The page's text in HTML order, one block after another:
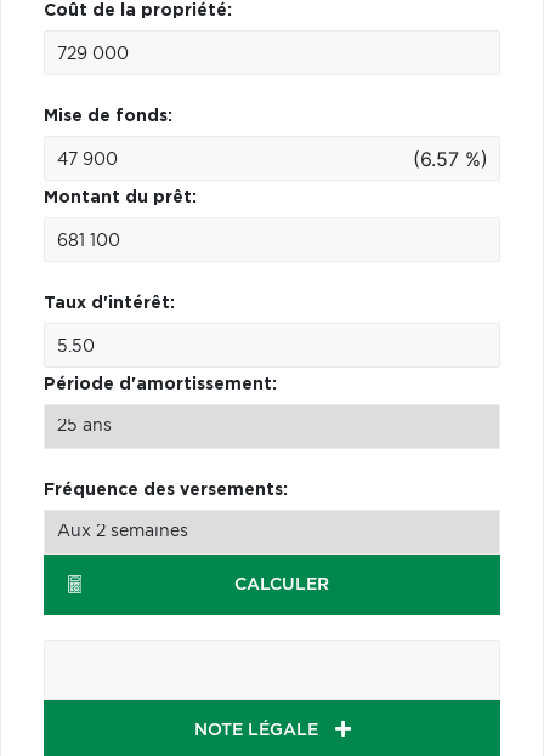
Coût de la propriété:
Mise de fonds:
(6.57 %)
Montant du prêt:
Taux d'intérêt:
Période d'amortissement:
Fréquence des versements:
CALCULER
NOTE LÉGALE